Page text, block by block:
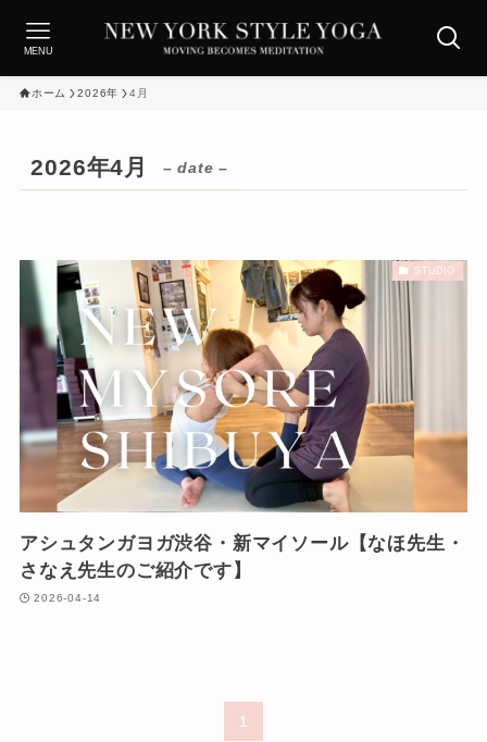
MENU
ホーム 2026年 4月
2026年4月 – date –
STUDIO
アシュタンガヨガ渋谷・新マイソール【なほ先生・
さなえ先生のご紹介です】
2026-04-14
1